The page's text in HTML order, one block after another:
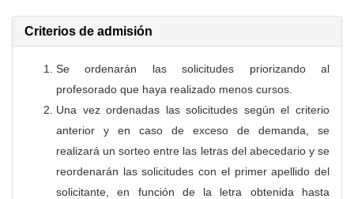
Criterios de admisión
Se ordenarán las solicitudes priorizando al
profesorado que haya realizado menos cursos.
Una vez ordenadas las solicitudes según el criterio
anterior y en caso de exceso de demanda, se
realizará un sorteo entre las letras del abecedario y se
reordenarán las solicitudes con el primer apellido del
solicitante, en función de la letra obtenida hasta